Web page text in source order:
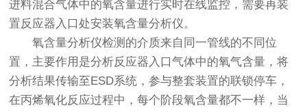
进料混合气体中的氧含量进行实时在线监控，需要再装
置反应器入口处安装氧含量分析仪。
氧含量分析仪检测的介质来自同一管线的不同位
置，主要作用是分析反应器入口气体中的氧气含量，将
分析结果传输至ESD系统，参与整套装置的联锁停车，
在丙烯氧化反应过程中，每个阶段氧含量都不一样，当